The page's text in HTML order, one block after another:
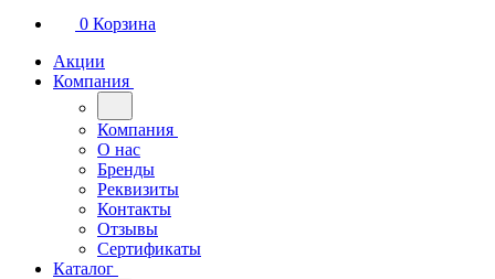
0 Корзина
Акции
Компания
Компания
О нас
Бренды
Реквизиты
Контакты
Отзывы
Сертификаты
Каталог